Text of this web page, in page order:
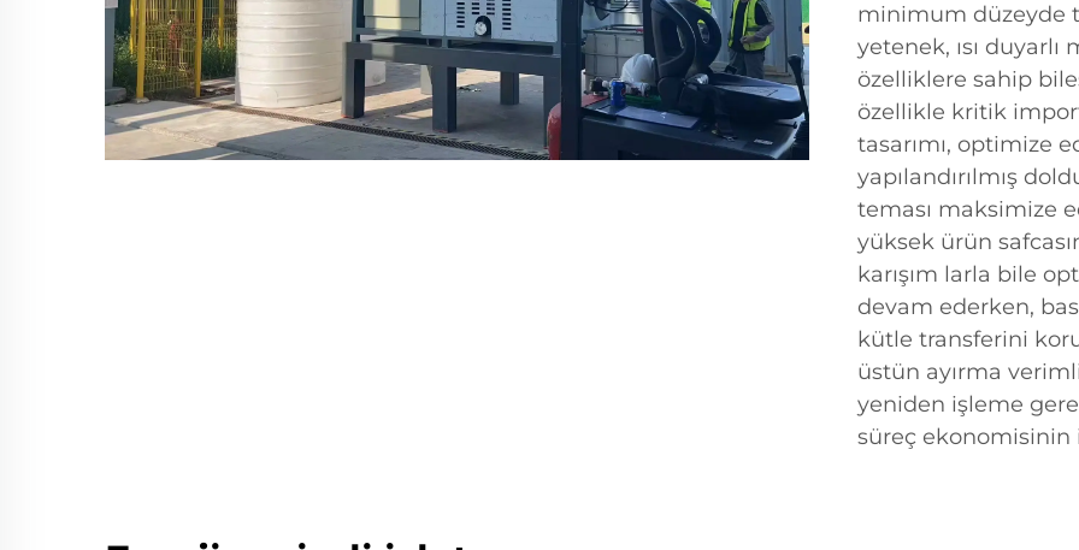
minimum düzeyde
yetenek, ısı
özelliklere sahip
özellikle kritik
tasarımı, optimize
yapılandırılmış
teması maksimize
yüksek ürün
karışım larla bile
devam ederken,
kütle transferini
üstün ayırma
yeniden işleme
süreç ekonomisinin